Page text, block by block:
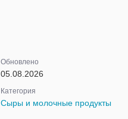
Обновлено
05.08.2026
Категория
Сыры и молочные продукты